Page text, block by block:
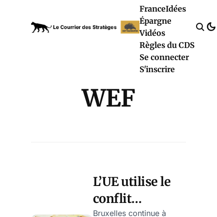
FranceIdées
Épargne
Vidéos
Règles du CDS
Se connecter
S'inscrire
WEF
L’UE utilise le
conflit
Bruxelles continue à